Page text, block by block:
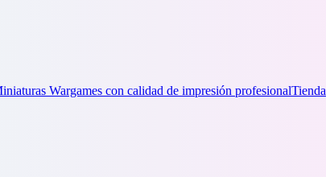
Wargames con calidad de impresión profesionalTienda